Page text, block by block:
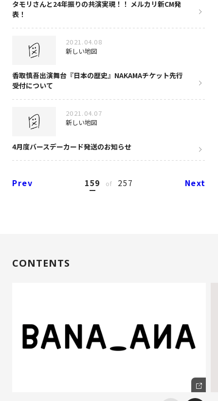
タモリさんと24年振りの共演実現！！ メルカリ新CM発
表！
2021.04.08
新しい地図
香取慎吾出演舞台『日本の歴史』NAKAMAチケット先行
受付について
2021.04.07
新しい地図
4月度バースデーカード発送のお知らせ
Prev 159 of 257 Next
CONTENTS